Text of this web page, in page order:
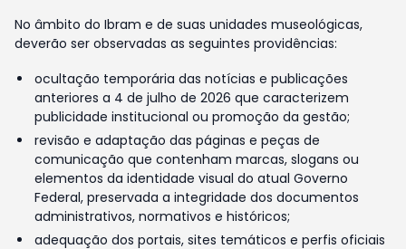
No âmbito do Ibram e de suas unidades museológicas,
deverão ser observadas as seguintes providências:
ocultação temporária das notícias e publicações
anteriores a 4 de julho de 2026 que caracterizem
publicidade institucional ou promoção da gestão;
revisão e adaptação das páginas e peças de
comunicação que contenham marcas, slogans ou
elementos da identidade visual do atual Governo
Federal, preservada a integridade dos documentos
administrativos, normativos e históricos;
adequação dos portais, sites temáticos e perfis oficiais